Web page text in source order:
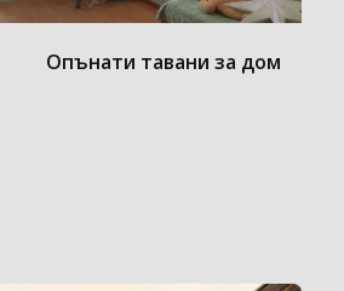
тавани за дом